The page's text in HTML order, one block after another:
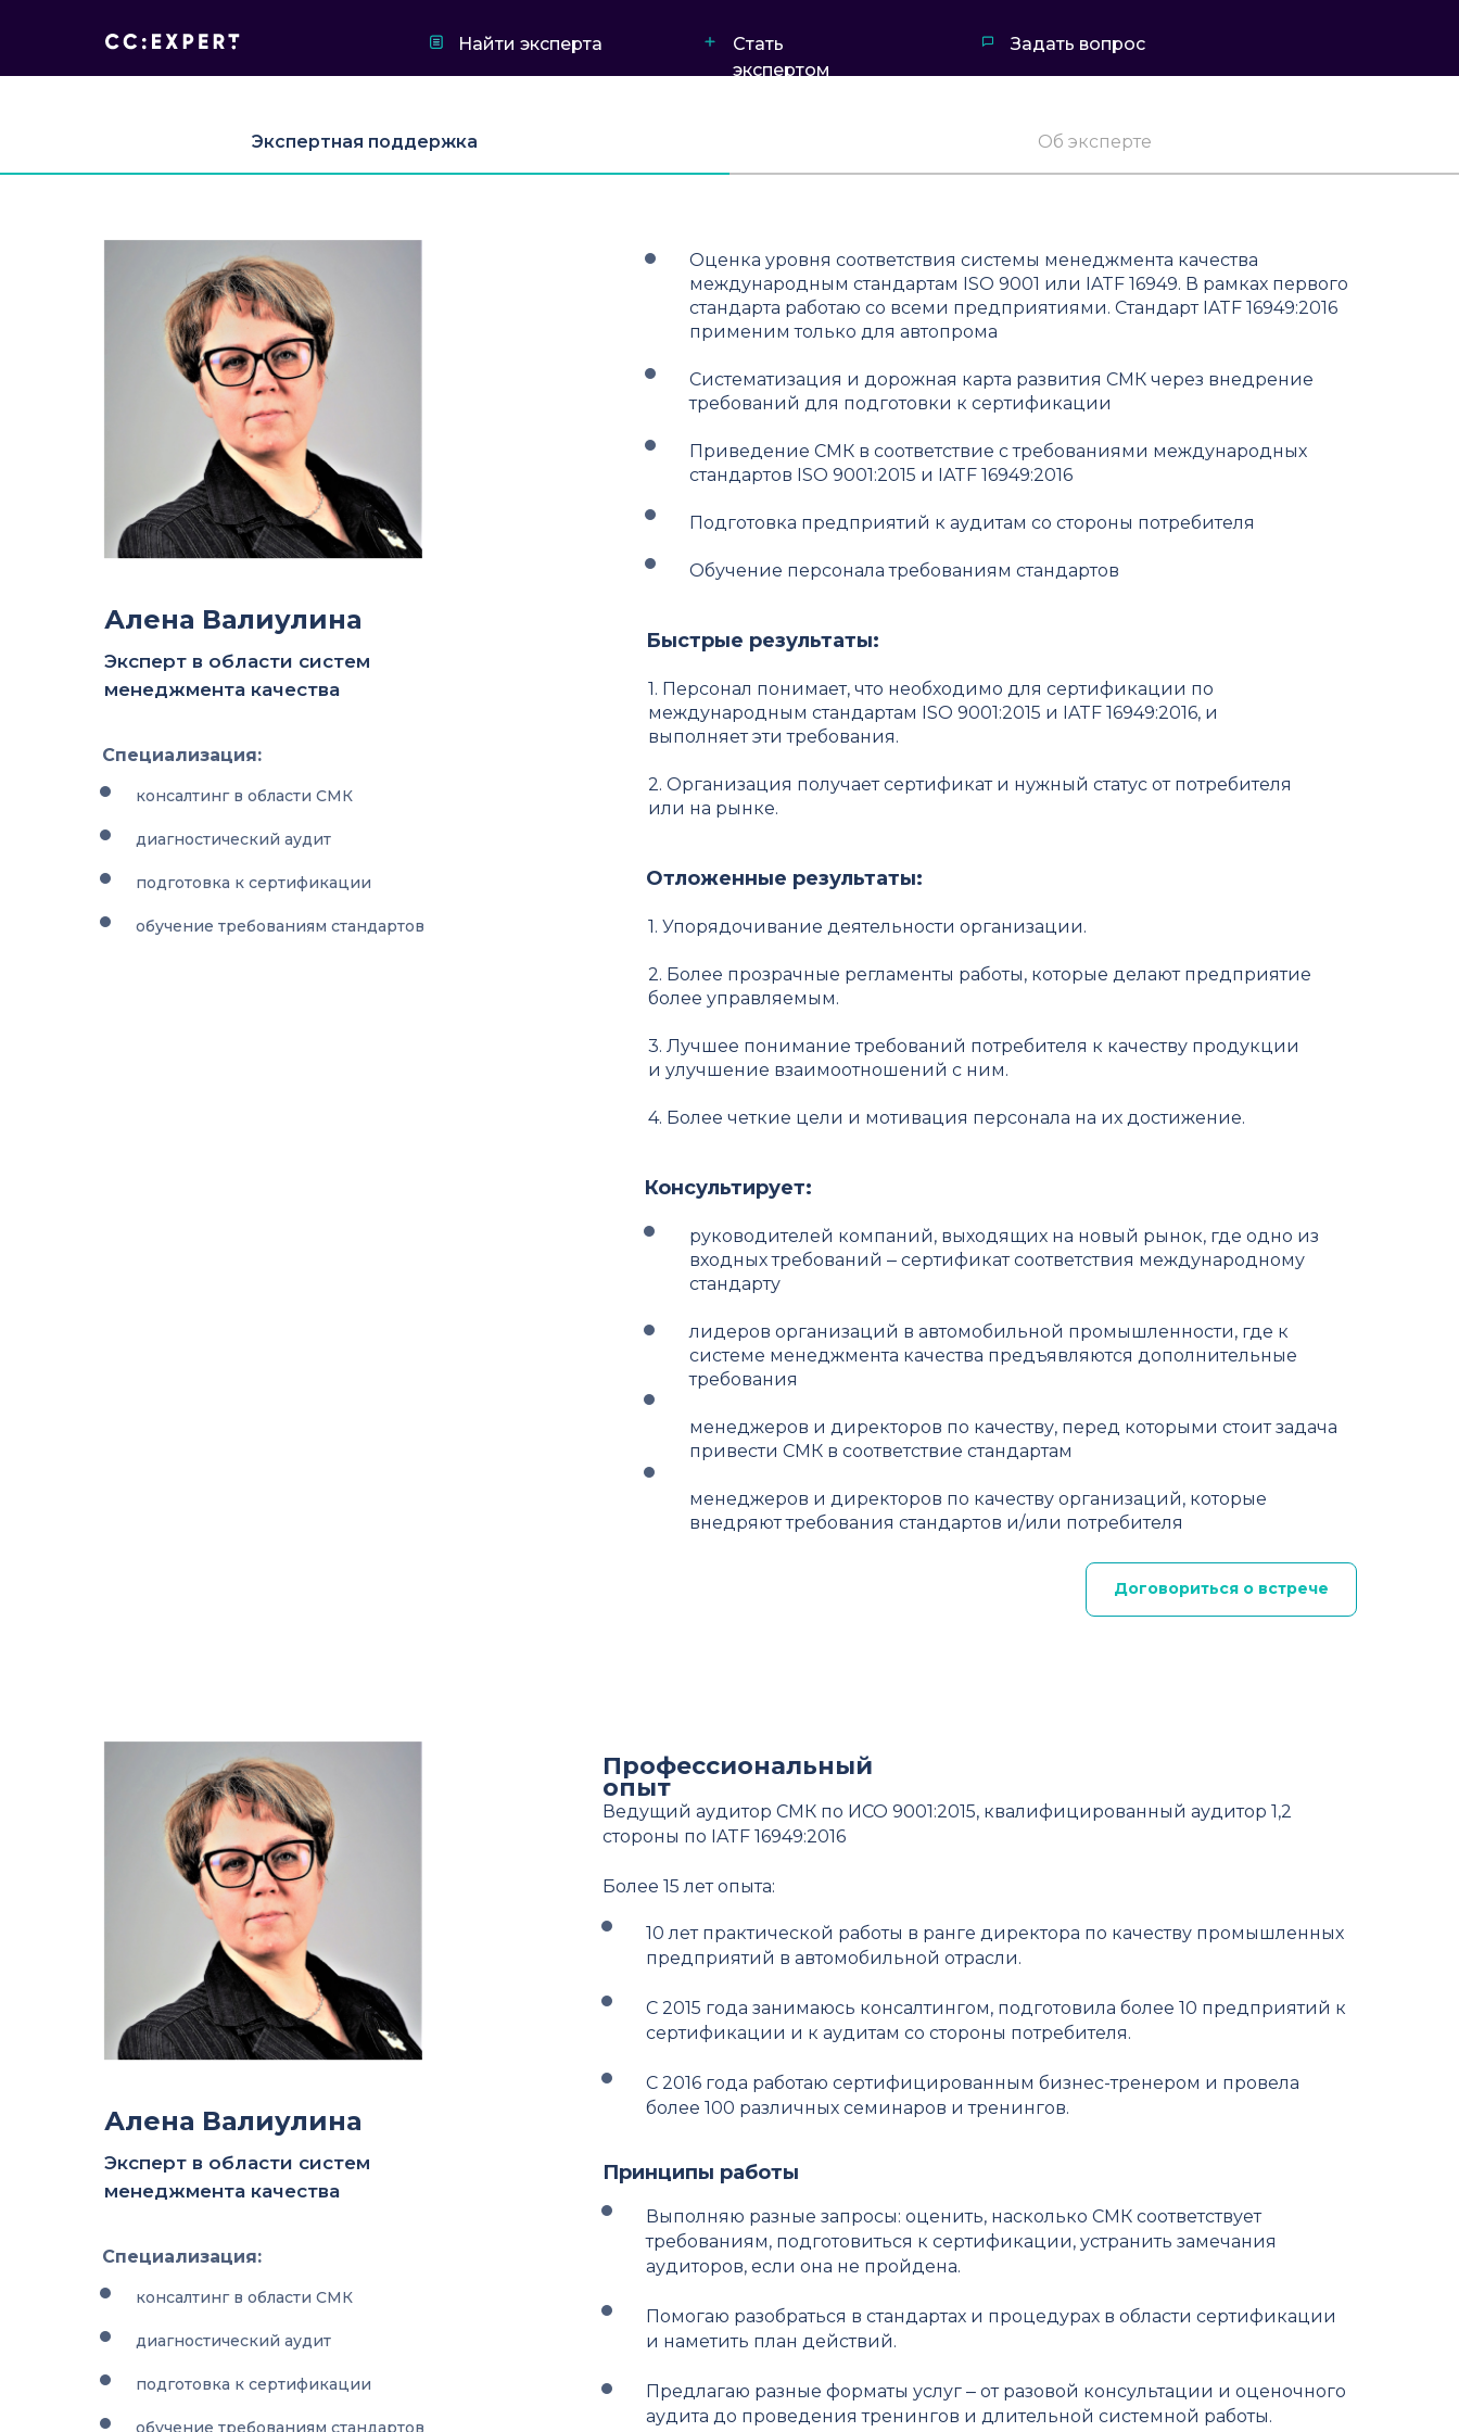
Задать вопрос
Найти эксперта
Стать
экспертом
Экспертная поддержка Об эксперте
Алена Валиулина
Эксперт в области систем
менеджмента качества
Специализация:
консалтинг в области СМК
диагностический аудит
подготовка к сертификации
обучение требованиям стандартов
Договориться о встрече
Оценка уровня соответствия системы менеджмента качества
международным стандартам ISO 9001 или IATF 16949. В рамках первого
стандарта работаю со всеми предприятиями. Стандарт IATF 16949:2016
применим только для автопрома
Систематизация и дорожная карта развития СМК через внедрение
требований для подготовки к сертификации
Приведение СМК в соответствие с требованиями международных
стандартов ISO 9001:2015 и IATF 16949:2016
Подготовка предприятий к аудитам со стороны потребителя
Обучение персонала требованиям стандартов
Быстрые результаты:
1. Персонал понимает, что необходимо для сертификации по
международным стандартам ISO 9001:2015 и IATF 16949:2016, и
выполняет эти требования.
2. Организация получает сертификат и нужный статус от потребителя
или на рынке.
Отложенные результаты:
1. Упорядочивание деятельности организации.
2. Более прозрачные регламенты работы, которые делают предприятие
более управляемым.
3. Лучшее понимание требований потребителя к качеству продукции
и улучшение взаимоотношений с ним.
4. Более четкие цели и мотивация персонала на их достижение.
Консультирует:
руководителей компаний, выходящих на новый рынок, где одно из
входных требований ‒ сертификат соответствия международному
стандарту
лидеров организаций в автомобильной промышленности, где к
системе менеджмента качества предъявляются дополнительные
требования
менеджеров и директоров по качеству, перед которыми стоит задача
привести СМК в соответствие стандартам
менеджеров и директоров по качеству организаций, которые
внедряют требования стандартов и/или потребителя
Профессиональный
опыт
Ведущий аудитор СМК по ИСО 9001:2015, квалифицированный аудитор 1,2
стороны по IATF 16949:2016
Более 15 лет опыта:
Выполняю разные запросы: оценить, насколько СМК соответствует
требованиям, подготовиться к сертификации, устранить замечания
аудиторов, если она не пройдена.
Помогаю разобраться в стандартах и процедурах в области сертификации
и наметить план действий.
Предлагаю разные форматы услуг ‒ от разовой консультации и оценочного
аудита до проведения тренингов и длительной системной работы.
Принципы работы
10 лет практической работы в ранге директора по качеству промышленных
предприятий в автомобильной отрасли.
С 2015 года занимаюсь консалтингом, подготовила более 10 предприятий к
сертификации и к аудитам со стороны потребителя.
С 2016 года работаю сертифицированным бизнес-тренером и провела
более 100 различных семинаров и тренингов.
Алена Валиулина
Эксперт в области систем
менеджмента качества
Специализация:
консалтинг в области СМК
диагностический аудит
подготовка к сертификации
обучение требованиям стандартов